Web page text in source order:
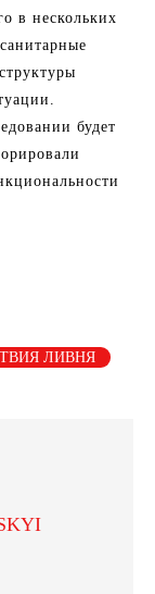
в нескольких
будет
ЛИВНЯ